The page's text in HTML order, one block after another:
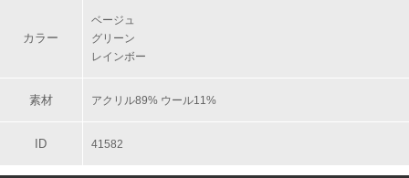
カラー
ベージュ
グリーン
レインボー
素材 アクリル89% ウール11%
ID 41582